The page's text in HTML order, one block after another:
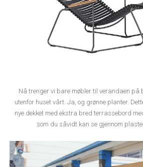
Nå trenger vi bare møbler til verandaen på
utenfor huset vårt. Ja, og grønne planter.
nye dekket med ekstra bred terrassebord
som du såvidt kan se gjennom